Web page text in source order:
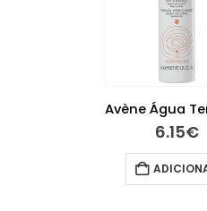
27.10€
LER